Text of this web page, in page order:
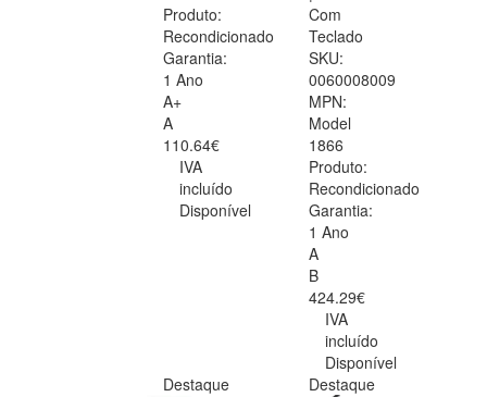
Produto:
Recondicionado
Garantia:
1 Ano
A+
A
110.64€
IVA
incluído
Disponível
Com
Teclado
SKU:
0060008009
MPN:
Model
1866
Produto:
Recondicionado
Garantia:
1 Ano
A
B
424.29€
IVA
incluído
Disponível
Destaque
Destaque